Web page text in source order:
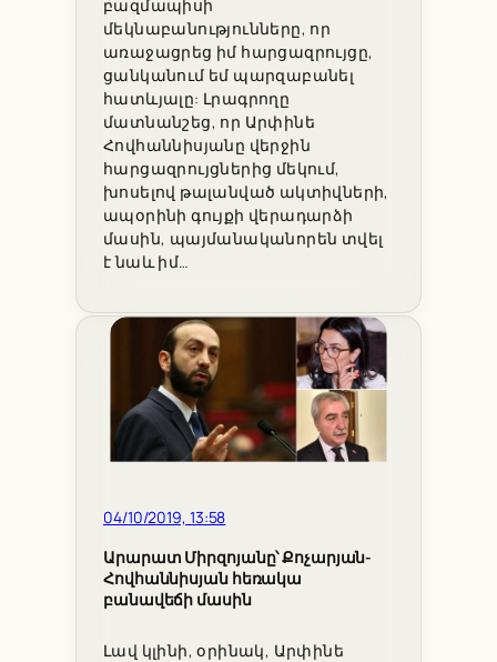
բազմապիսի
մեկնաբանությունները, որ
առաջացրեց իմ հարցազրույցը,
ցանկանում եմ պարզաբանել
հատևյալը: Լրագրողը
մատնանշեց, որ Արփինե
Հովհաննիսյանը վերջին
հարցազրույցներից մեկում,
խոսելով թալանված ակտիվների,
ապօրինի գույքի վերադարձի
մասին, պայմանականորեն տվել
է նաև իմ…
04/10/2019, 13:58
Արարատ Միրզոյանը՝ Քոչարյան-
Հովհաննիսյան հեռակա
բանավեճի մասին
Լավ կլինի, օրինակ, Արփինե